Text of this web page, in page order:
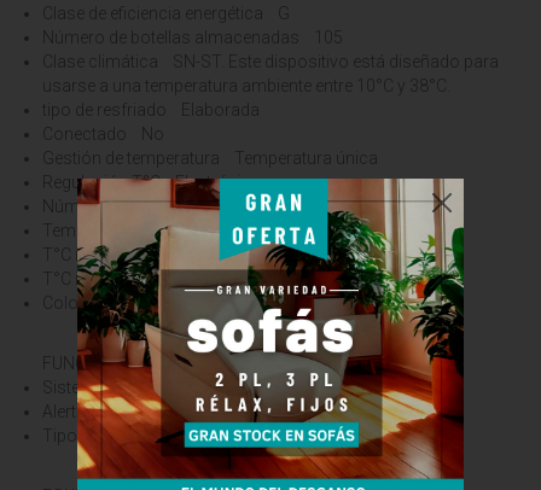
Clase de eficiencia energética G
Número de botellas almacenadas 105
Clase climática SN-ST. Este dispositivo está diseñado para
usarse a una temperatura ambiente entre 10°C y 38°C.
tipo de resfriado Elaborada
Conectado No
Gestión de temperatura Temperatura única
Regulación T°C Electrónico
Número de zonas de temperatura 1
Temperatura ajustable Sí
T°C interna mín. (ºC) 5
T°C interna máxima (ºC) 20
Color Negro
FUNCIONES
Sistema antivibraciones Sí
Alerta de variación de temperatura Sí
Tipo de alarma de temperatura Sonido